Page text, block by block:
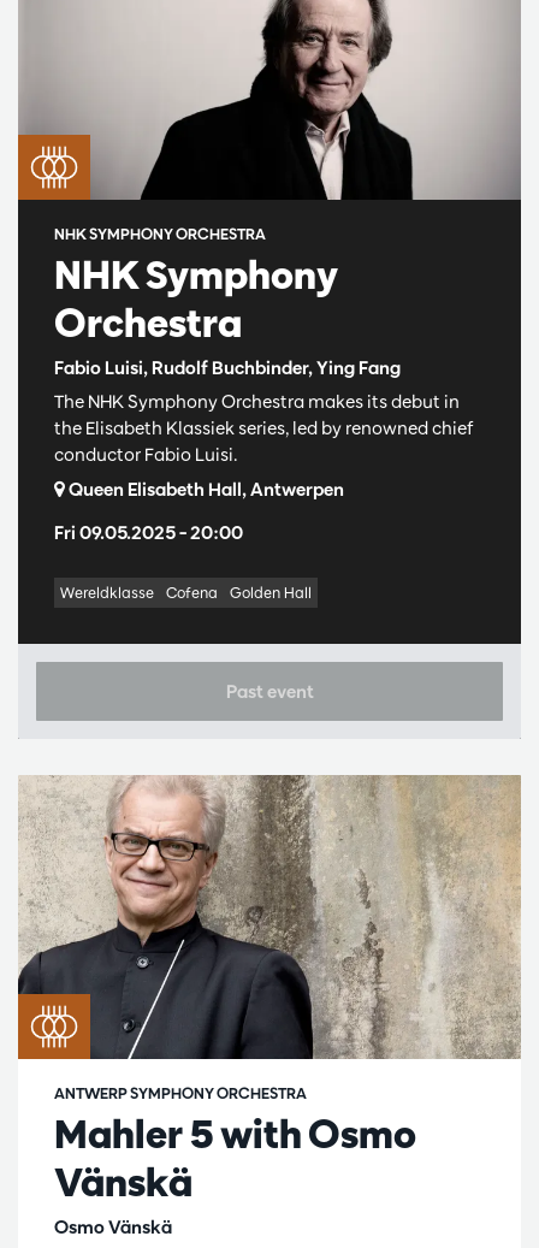
NHK Symphony
Orchestra
Fabio Luisi, Rudolf Buchbinder, Ying Fang
NHK SYMPHONY ORCHESTRA
Fri 09.05.2025– 20:00
The NHK Symphony Orchestra makes its debut in
the Elisabeth Klassiek series, led by renowned chief
conductor Fabio Luisi.
Queen Elisabeth Hall, Antwerpen
Wereldklasse Cofena Golden Hall
Past event
Mahler 5 with Osmo
Vänskä
Osmo Vänskä
ANTWERP SYMPHONY ORCHESTRA